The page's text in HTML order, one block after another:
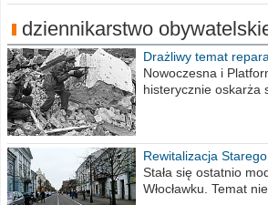
dziennikarstwo
Drażliwy temat
Nowoczesna i
histerycznie oskarża
Rewitalizacja
Stała się ostatnio
Włocławku. Temat